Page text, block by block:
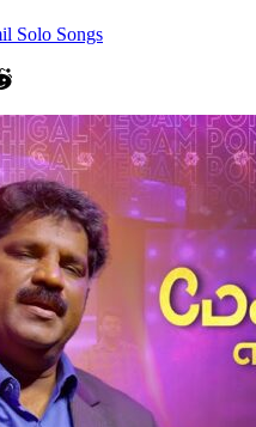
Solo Songs